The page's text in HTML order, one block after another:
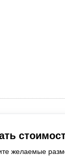
желаемые